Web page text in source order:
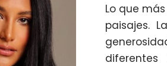
Lo que
paisajes.